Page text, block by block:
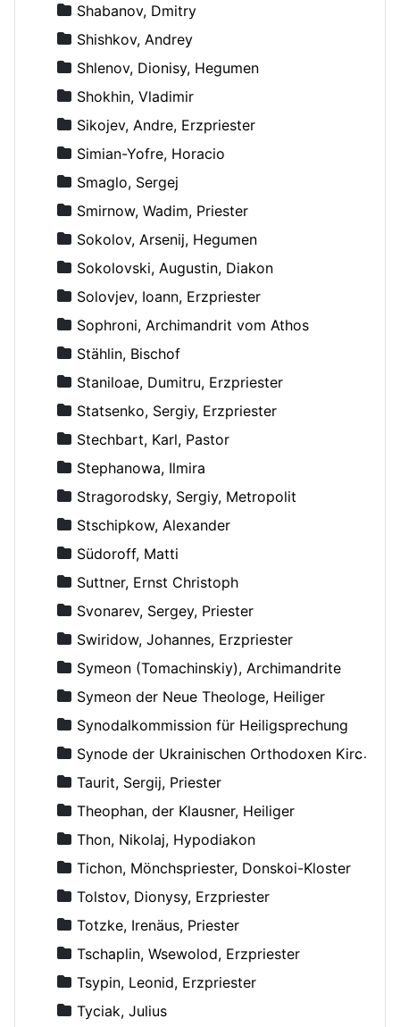
Shabanov, Dmitry
Shishkov, Andrey
Shlenov, Dionisy, Hegumen
Shokhin, Vladimir
Sikojev, Andre, Erzpriester
Simian-Yofre, Horacio
Smaglo, Sergej
Smirnow, Wadim, Priester
Sokolov, Arsenij, Hegumen
Sokolovski, Augustin, Diakon
Solovjev, Ioann, Erzpriester
Sophroni, Archimandrit vom Athos
Stählin, Bischof
Staniloae, Dumitru, Erzpriester
Statsenko, Sergiy, Erzpriester
Stechbart, Karl, Pastor
Stephanowa, Ilmira
Stragorodsky, Sergiy, Metropolit
Stschipkow, Alexander
Südoroff, Matti
Suttner, Ernst Christoph
Svonarev, Sergey, Priester
Swiridow, Johannes, Erzpriester
Symeon (Tomachinskiy), Archimandrite
Symeon der Neue Theologe, Heiliger
Synodalkommission für Heiligsprechung
Synode der Ukrainischen Orthodoxen Kirche
Taurit, Sergij, Priester
Theophan, der Klausner, Heiliger
Thon, Nikolaj, Hypodiakon
Tichon, Mönchspriester, Donskoi-Kloster
Tolstov, Dionysy, Erzpriester
Totzke, Irenäus, Priester
Tschaplin, Wsewolod, Erzpriester
Tsypin, Leonid, Erzpriester
Tyciak, Julius